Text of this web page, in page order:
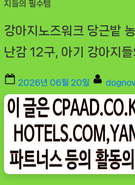
강아지노즈워크 당근밭
난감 12구, 아기 강아지
Posted
on
2026년 06월 20일 By